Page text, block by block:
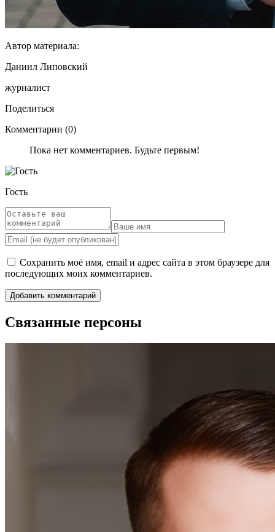
Автор материала:
Даниил Липовский
журналист
Поделиться
Комментарии (0)
Пока нет комментариев. Будьте первым!
Гость
Сохранить моё имя, email и адрес сайта в этом браузере для
последующих моих комментариев.
Связанные персоны